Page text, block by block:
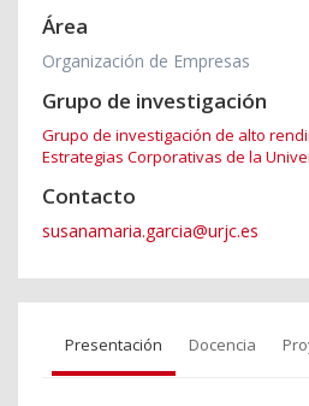
Área
Organización de Empresas
Grupo de investigación
Grupo de investigación de alto
Estrategias Corporativas de la
Contacto
susanamaria.garcia@urjc.es
Presentación Docencia